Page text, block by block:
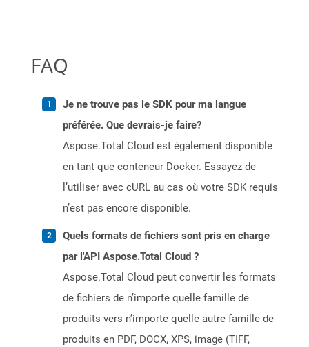
FAQ
Je ne trouve pas le SDK pour ma langue
préférée. Que devrais-je faire?
Aspose.Total Cloud est également disponible
en tant que conteneur Docker. Essayez de
l’utiliser avec cURL au cas où votre SDK requis
n’est pas encore disponible.
Quels formats de fichiers sont pris en charge
par l'API Aspose.Total Cloud ?
Aspose.Total Cloud peut convertir les formats
de fichiers de n’importe quelle famille de
produits vers n’importe quelle autre famille de
produits en PDF, DOCX, XPS, image (TIFF,